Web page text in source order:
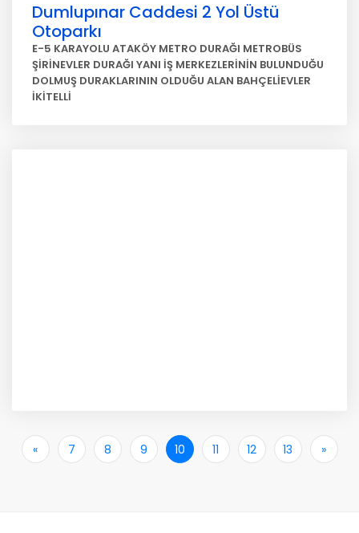
Dumlupınar Caddesi 2 Yol Üstü
Otoparkı
E-5 KARAYOLU ATAKÖY METRO DURAĞI METROBÜS
ŞİRİNEVLER DURAĞI YANI İŞ MERKEZLERİNİN BULUNDUĞU
DOLMUŞ DURAKLARININ OLDUĞU ALAN BAHÇELİEVLER
İKİTELLİ
« 7 8 9 10 11 12 13 » Son